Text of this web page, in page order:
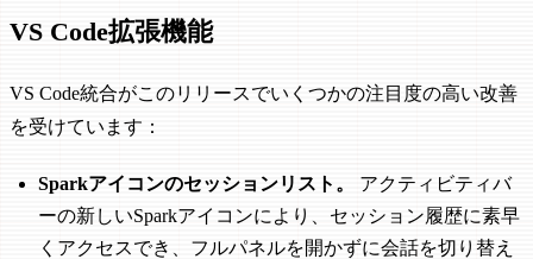
VS Code拡張機能
VS Code統合がこのリリースでいくつかの注目度の高い改善
を受けています：
Sparkアイコンのセッションリスト。
アクティビティバ
ーの新しいSparkアイコンにより、セッション履歴に素早
くアクセスでき、フルパネルを開かずに会話を切り替え